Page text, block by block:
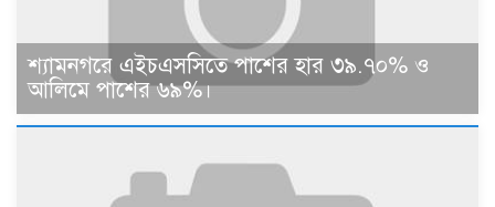
শ্যামনগরে এইচএসসিতে পাশের হার ৩৯.৭০% ও
আলিমে পাশের ৬৯%।